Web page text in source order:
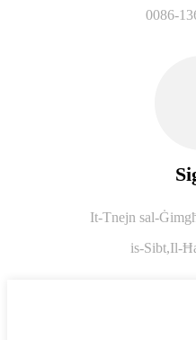
0086-
It-Tnejn sal-
is-Sibt,Il-